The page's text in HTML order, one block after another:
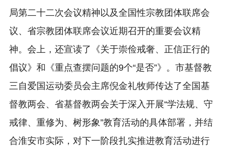
局第二十二次会议精神以及全国性宗教团体联席会
议、省宗教团体联席会议近期召开的重要会议精
神。会上，还宣读了《关于崇俭戒奢、正信正行的
倡议》和《重点查摆问题的9个“是否”》。市基督教
三自爱国运动委员会主席倪金礼牧师传达了全国基
督教两会、省基督教两会关于深入开展“学法规、守
戒律、重修为、树形象”教育活动的具体部署，并结
合淮安市实际，对下一阶段扎实推进教育活动进行